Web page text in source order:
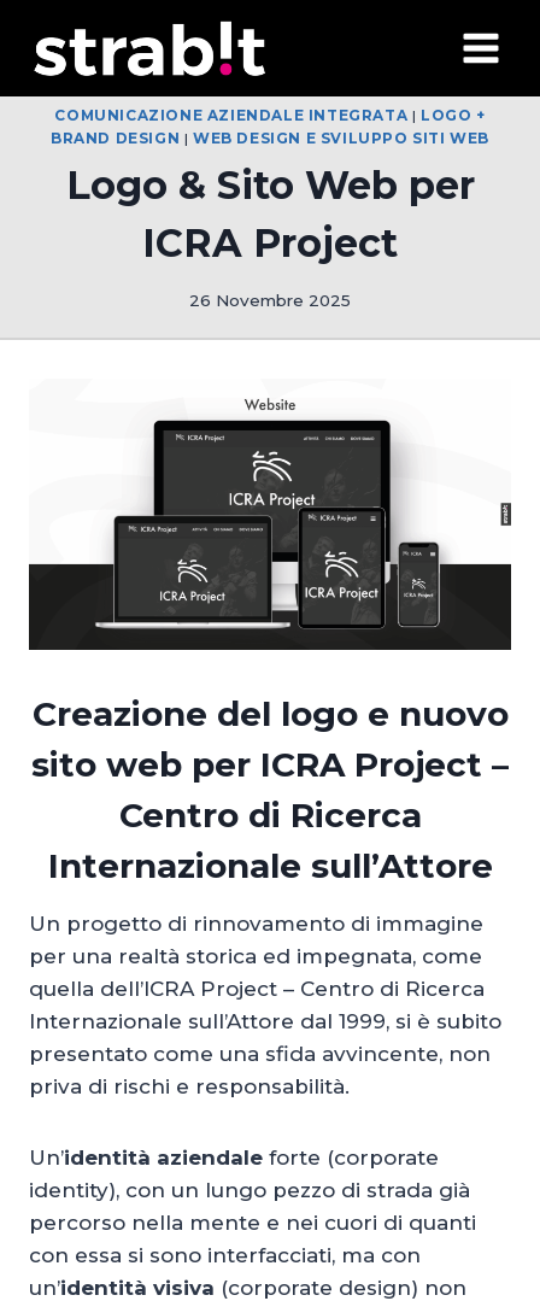
contenuto
COMUNICAZIONE AZIENDALE INTEGRATA | LOGO +
BRAND DESIGN |WEB DESIGN E SVILUPPO SITI WEB
Logo & Sito Web per
ICRA Project
26 Novembre 2025
Creazione del logo e nuovo
sito web per ICRA Project –
Centro di Ricerca
Internazionale sull’Attore
Un progetto di rinnovamento di immagine
per una realtà storica ed impegnata, come
quella dell’ICRA Project – Centro di Ricerca
Internazionale sull’Attore dal 1999, si è subito
presentato come una sfida avvincente, non
priva di rischi e responsabilità.
Un’identità aziendale forte (corporate
identity), con un lungo pezzo di strada già
percorso nella mente e nei cuori di quanti
con essa si sono interfacciati, ma con
un’identità visiva (corporate design) non